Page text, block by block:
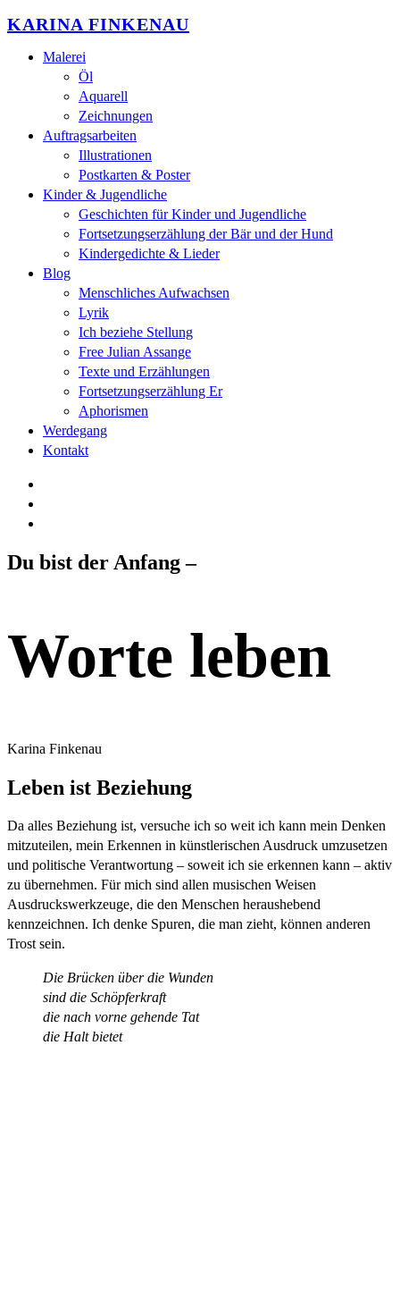
KARINA FINKENAU
Malerei
Öl
Aquarell
Zeichnungen
Auftragsarbeiten
Illustrationen
Postkarten & Poster
Kinder & Jugendliche
Geschichten für Kinder und Jugendliche
Fortsetzungserzählung der Bär und der Hund
Kindergedichte & Lieder
Blog
Menschliches Aufwachsen
Lyrik
Ich beziehe Stellung
Free Julian Assange
Texte und Erzählungen
Fortsetzungserzählung Er
Aphorismen
Werdegang
Kontakt
Du bist der Anfang –
Worte leben
Karina Finkenau
Leben ist Beziehung
Da alles Beziehung ist, versuche ich so weit ich kann mein Denken
mitzuteilen, mein Erkennen in künstlerischen Ausdruck umzusetzen
und politische Verantwortung – soweit ich sie erkennen kann – aktiv
zu übernehmen. Für mich sind allen musischen Weisen
Ausdruckswerkzeuge, die den Menschen heraushebend
kennzeichnen. Ich denke Spuren, die man zieht, können anderen
Trost sein.
Die Brücken über die Wunden
sind die Schöpferkraft
die nach vorne gehende Tat
die Halt bietet